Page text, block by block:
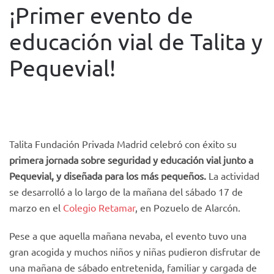
¡Primer evento de
educación vial de Talita y
Pequevial!
Talita Fundación Privada Madrid celebró con éxito su
primera jornada sobre seguridad y educación vial junto a
Pequevial, y diseñada para los más pequeños. La actividad
se desarrolló a lo largo de la mañana del sábado 17 de
marzo en el Colegio Retamar, en Pozuelo de Alarcón.
Pese a que aquella mañana nevaba, el evento tuvo una
gran acogida y muchos niños y niñas pudieron disfrutar de
una mañana de sábado entretenida, familiar y cargada de